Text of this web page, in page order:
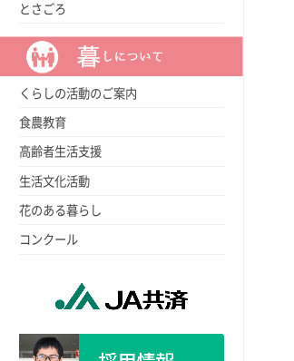
とさごろ
くらしの活動のご案内
食農教育
高齢者生活支援
生活文化活動
花のある暮らし
コンクール